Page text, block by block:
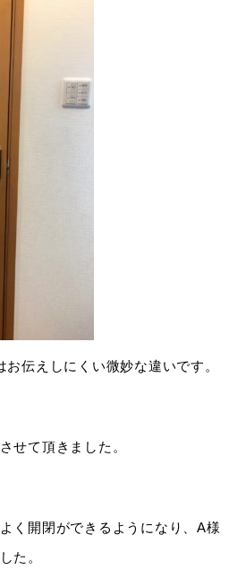
伝えしにくい微妙な違いです。
せて頂きました。
く開閉ができるようになり、A様
た。